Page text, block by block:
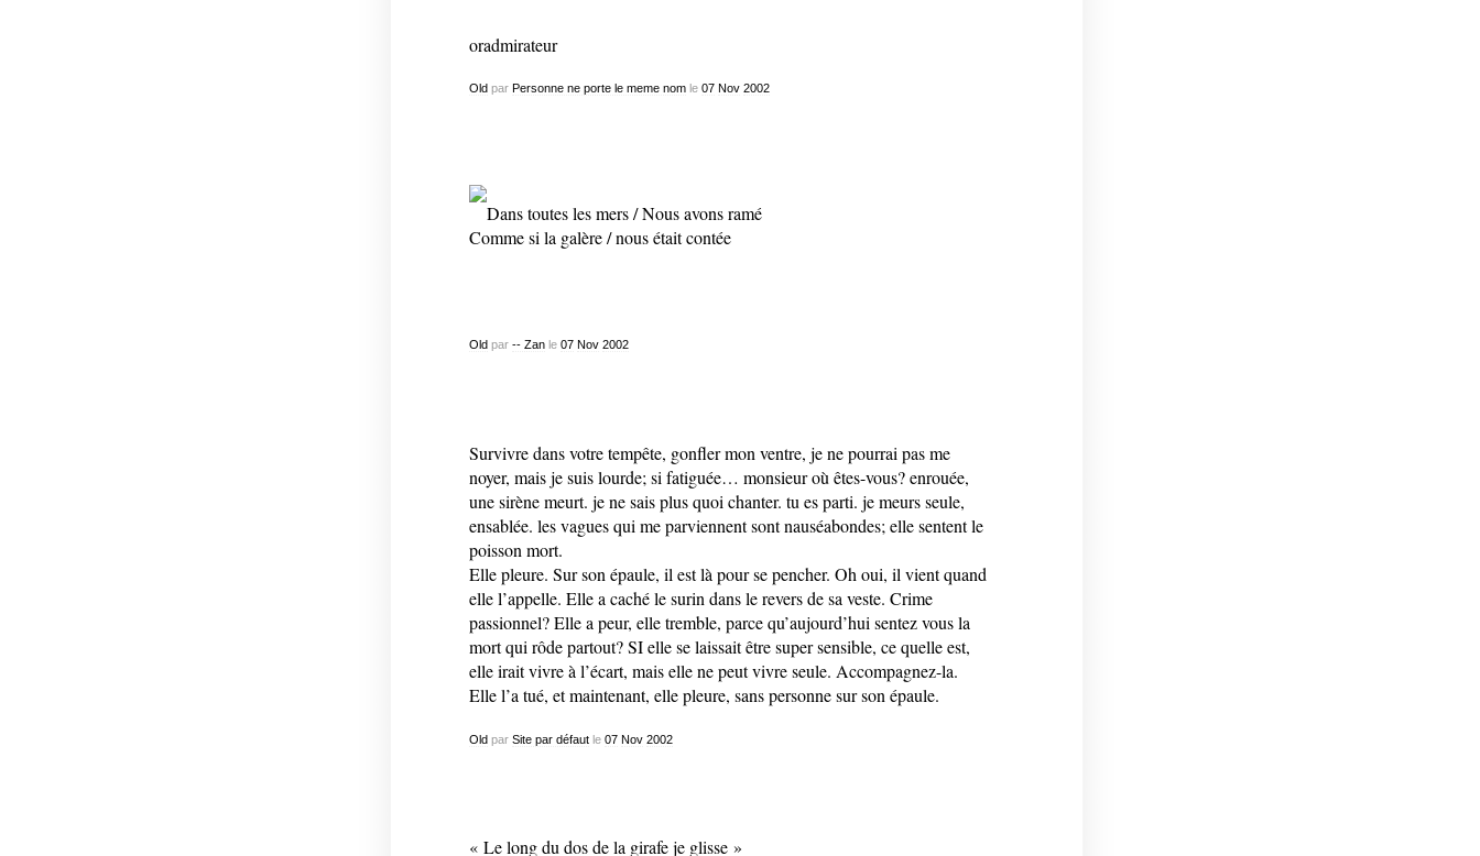
oradmirateur
Old par Personne ne porte le meme nomle 07 Nov 2002
Dans toutes les mers / Nous avons ramé
Comme si la galère / nous était contée
Old par -- Zanle 07 Nov 2002
Survivre dans votre tempête, gonfler mon ventre, je ne pourrai pas me
noyer, mais je suis lourde; si fatiguée… monsieur où êtes-vous? enrouée,
une sirène meurt. je ne sais plus quoi chanter. tu es parti. je meurs seule,
ensablée. les vagues qui me parviennent sont nauséabondes; elle sentent le
poisson mort.
Elle pleure. Sur son épaule, il est là pour se pencher. Oh oui, il vient quand
elle l’appelle. Elle a caché le surin dans le revers de sa veste. Crime
passionnel? Elle a peur, elle tremble, parce qu’aujourd’hui sentez vous la
mort qui rôde partout? SI elle se laissait être super sensible, ce quelle est,
elle irait vivre à l’écart, mais elle ne peut vivre seule. Accompagnez-la.
Elle l’a tué, et maintenant, elle pleure, sans personne sur son épaule.
Oldpar Site par défautle 07 Nov 2002
« Le long du dos de la girafe je glisse »